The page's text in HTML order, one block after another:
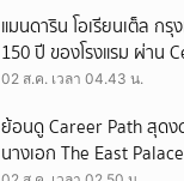
แมนดาริน โอเรียนเต็ล ก
150 ปี ของโรงแรม ผ่าน
เครื่องศิลาดล
02 ส.ค. เวลา 04.43 น.
ย้อนดู Career Path สุดง
นางเอก The East